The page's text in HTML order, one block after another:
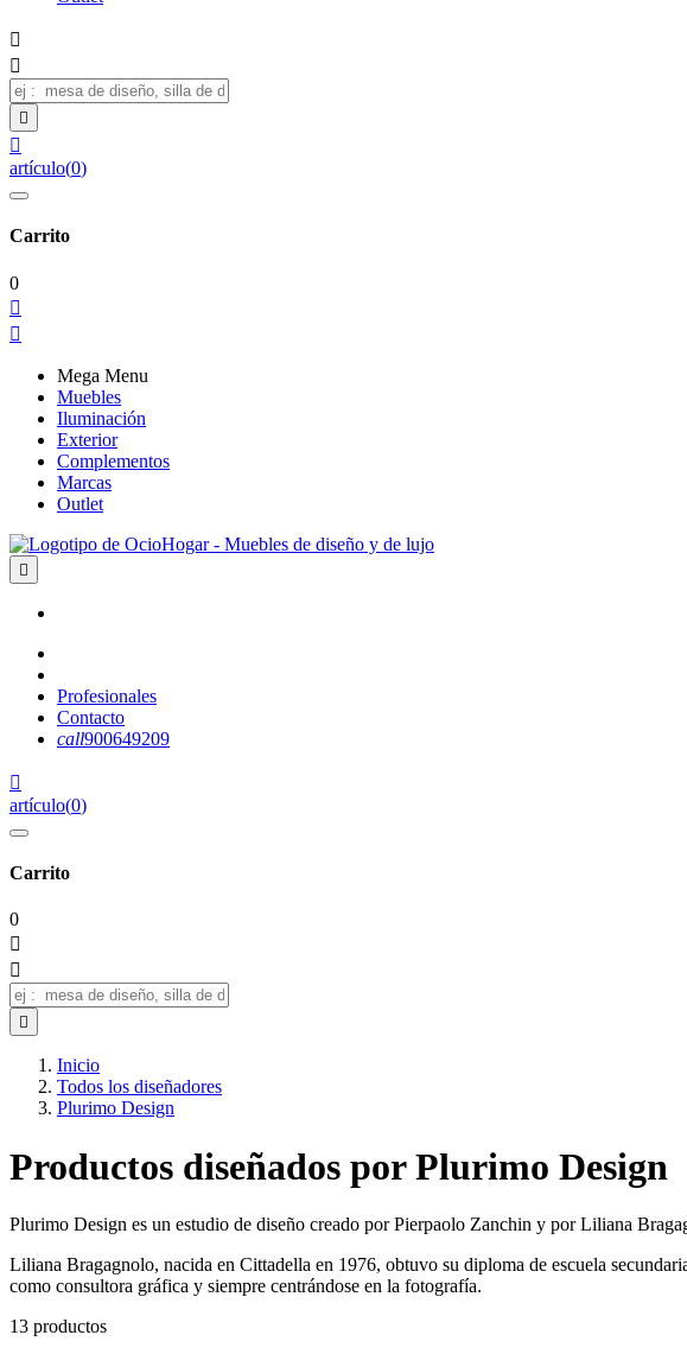




artículo(0)
Carrito
0


Mega Menu
Muebles
Iluminación
Exterior
Complementos
Marcas
Outlet

Profesionales
Contacto
call900649209

artículo(0)
Carrito
0



Inicio
Todos los diseñadores
Plurimo Design
Productos diseñados por Plurimo Design
Plurimo Design es un estudio de diseño creado por Pierpaolo Zanchin y por Liliana
Liliana Bragagnolo, nacida en Cittadella en 1976, obtuvo su diploma de escuela
como consultora gráfica y siempre centrándose en la fotografía.
13 productos